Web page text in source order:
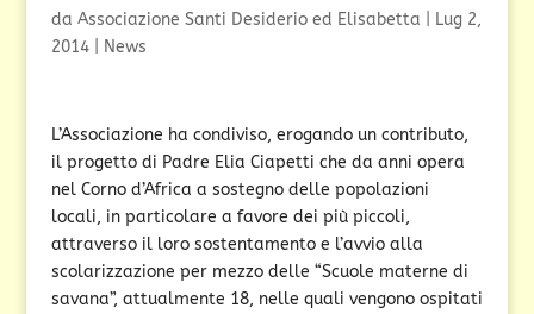
da Associazione Santi Desiderio ed Elisabetta
Lug 2,
2014| News
L’Associazione ha condiviso, erogando un contributo,
il progetto di Padre Elia Ciapetti che da anni opera
nel Corno d’Africa a sostegno delle popolazioni
locali, in particolare a favore dei più piccoli,
attraverso il loro sostentamento e l’avvio alla
scolarizzazione per mezzo delle “Scuole materne di
savana”, attualmente 18, nelle quali vengono ospitati